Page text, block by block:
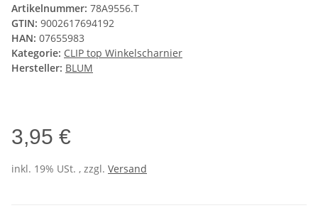
Artikelnummer: 78A9556.T
GTIN: 9002617694192
HAN: 07655983
Kategorie: CLIP top Winkelscharnier
Hersteller: BLUM
3,95 €
inkl. 19% USt. , zzgl. Versand